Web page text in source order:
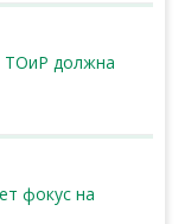
ТОиР должна
фокус на